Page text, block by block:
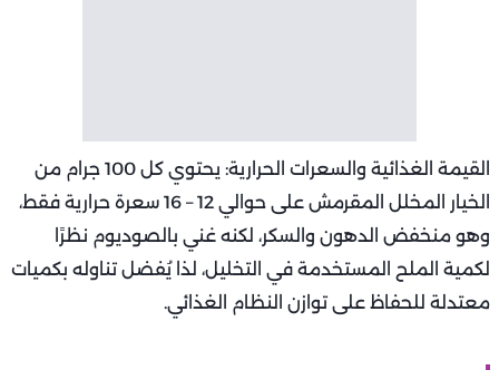
القيمة الغذائية والسعرات الحرارية: يحتوي كل 100 جرام من
الخيار المخلل المقرمش على حوالي 12 – 16 سعرة حرارية فقط،
وهو منخفض الدهون والسكر، لكنه غني بالصوديوم نظرًا
لكمية الملح المستخدمة في التخليل، لذا يُفضل تناوله بكميات
معتدلة للحفاظ على توازن النظام الغذائي.